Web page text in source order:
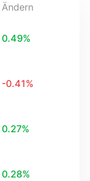
Ändern
0.49%
-0.41%
0.27%
0.28%